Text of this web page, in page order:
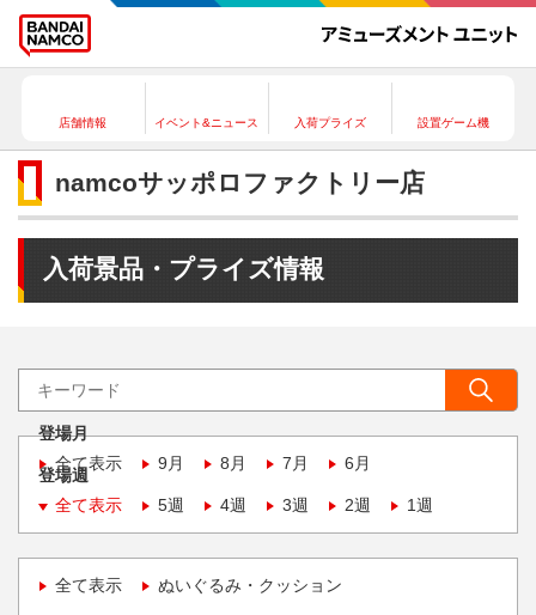
店舗情報 イベント&ニュース 入荷プライズ 設置ゲーム機
namcoサッポロファクトリー店
入荷景品・プライズ情報
登場月
全て表示
9月 8月 7月 6月
登場週
全て表示
5週 4週 3週 2週 1週
全て表示 ぬいぐるみ・クッション